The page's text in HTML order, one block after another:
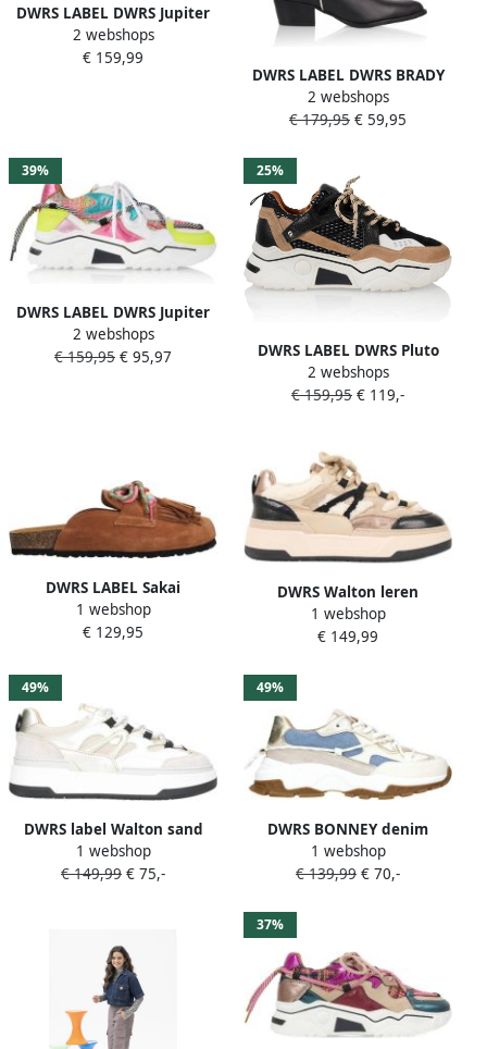
DWRS LABEL DWRS Jupiter
tweed | black stone Zwart
Leer Lage sneakers Dames
2 webshops
€ 159,99
DWRS LABEL DWRS BRADY
White Black Dames Boots
2 webshops
€ 179,95 € 59,95
39%
DWRS LABEL DWRS Jupiter
tweed Pink Yello Roze Leer
Lage sneakers Dames
2 webshops
€ 159,95 € 95,97
25%
DWRS LABEL DWRS Pluto
black beige Zwart Suede
Lage sneakers Dames
2 webshops
€ 159,95 € 119,-
DWRS LABEL Sakai
instappers cognac Suede
Dames
1 webshop
€ 129,95
DWRS Walton leren
sneakers met teddy beige
zwart
1 webshop
€ 149,99
49%
DWRS label Walton sand
champagne Beige
1 webshop
€ 149,99 € 75,-
49%
DWRS BONNEY denim
chunky leren sneakers
goud
1 webshop
€ 139,99 € 70,-
37%